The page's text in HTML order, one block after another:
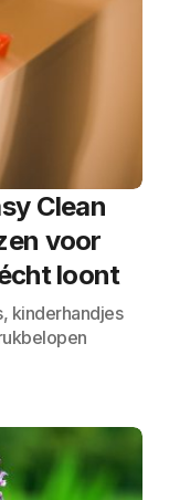
Clean
voor
loont
kinderhandjes